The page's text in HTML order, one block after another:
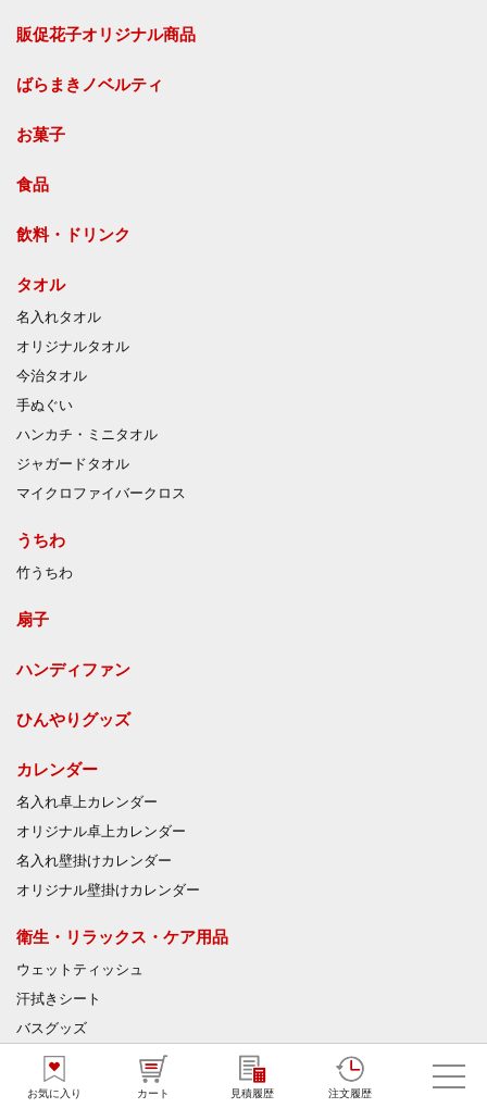
お気に入り カート 見積履歴 注文履歴
販促花子オリジナル商品
ばらまきノベルティ
お菓子
食品
飲料・ドリンク
タオル
名入れタオル
オリジナルタオル
今治タオル
手ぬぐい
ハンカチ・ミニタオル
ジャガードタオル
マイクロファイバークロス
うちわ
竹うちわ
扇子
ハンディファン
ひんやりグッズ
カレンダー
名入れ卓上カレンダー
オリジナル卓上カレンダー
名入れ壁掛けカレンダー
オリジナル壁掛けカレンダー
衛生・リラックス・ケア用品
ウェットティッシュ
汗拭きシート
バスグッズ
入浴剤
絆創膏